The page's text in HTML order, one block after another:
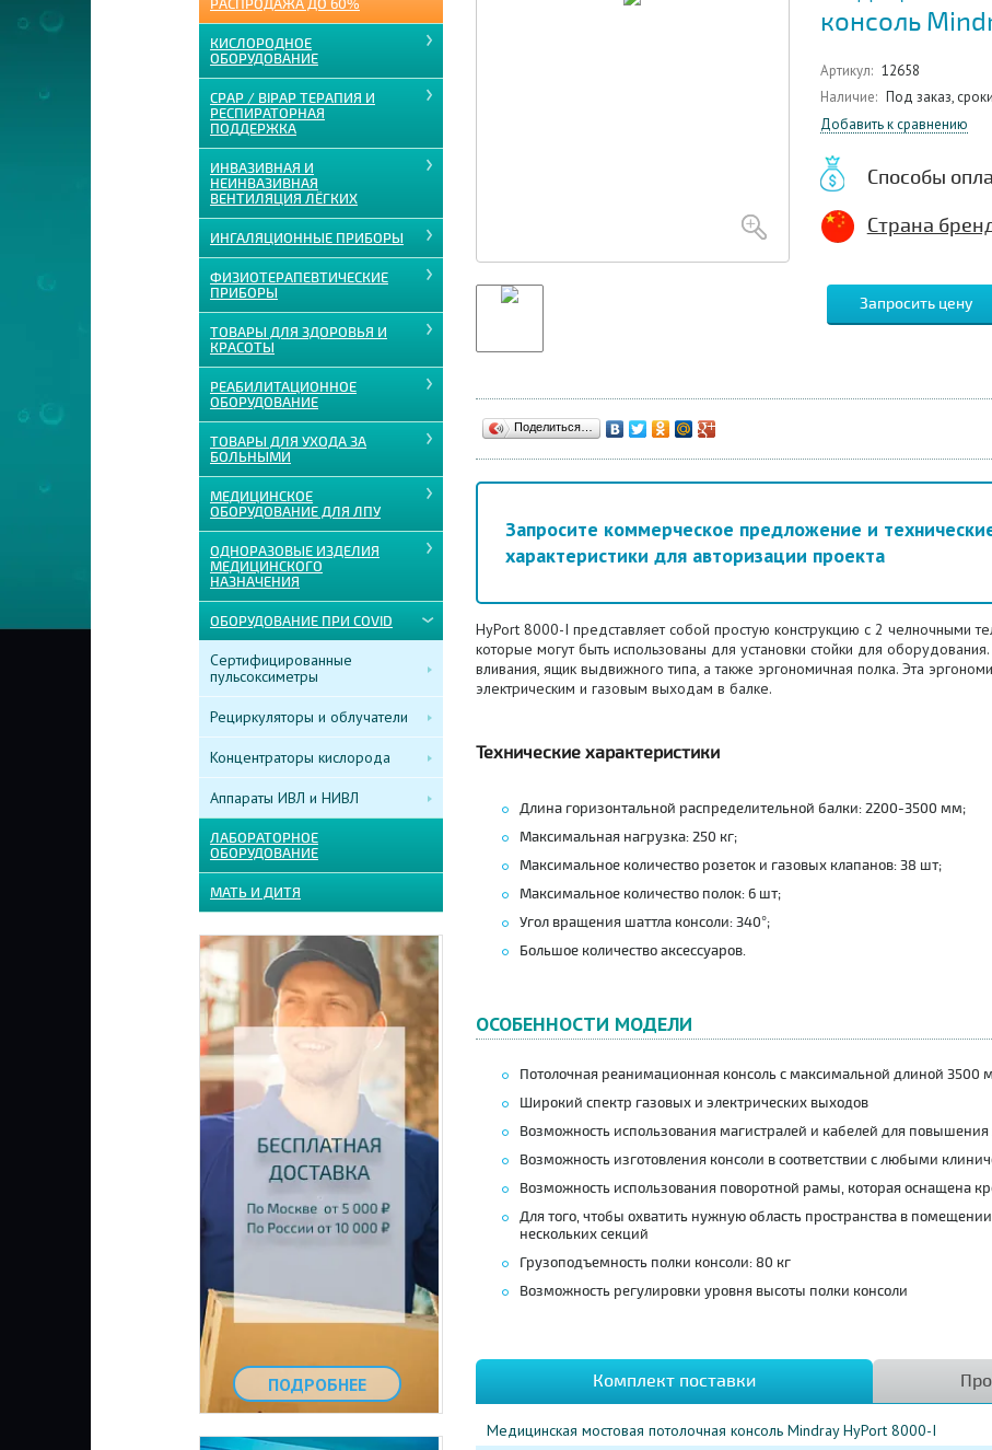
РАСПРОДАЖА ДО 60%
КИСЛОРОДНОЕ
ОБОРУДОВАНИЕ
CPAP / BIPAP ТЕРАПИЯ И
РЕСПИРАТОРНАЯ
ПОДДЕРЖКА
ИНВАЗИВНАЯ И
НЕИНВАЗИВНАЯ
ВЕНТИЛЯЦИЯ ЛЁГКИХ
ИНГАЛЯЦИОННЫЕ ПРИБОРЫ
ФИЗИОТЕРАПЕВТИЧЕСКИЕ
ПРИБОРЫ
ТОВАРЫ ДЛЯ ЗДОРОВЬЯ И
КРАСОТЫ
РЕАБИЛИТАЦИОННОЕ
ОБОРУДОВАНИЕ
ТОВАРЫ ДЛЯ УХОДА ЗА
БОЛЬНЫМИ
МЕДИЦИНСКОЕ
ОБОРУДОВАНИЕ ДЛЯ ЛПУ
ОДНОРАЗОВЫЕ ИЗДЕЛИЯ
МЕДИЦИНСКОГО
НАЗНАЧЕНИЯ
ОБОРУДОВАНИЕ ПРИ COVID
Сертифицированные
пульсоксиметры
Рециркуляторы и облучатели
Концентраторы кислорода
Аппараты ИВЛ и НИВЛ
ЛАБОРАТОРНОЕ
ОБОРУДОВАНИЕ
МАТЬ И ДИТЯ
ПОДРОБНЕЕ
консоль
Артикул: 12658
Наличие: Под заказ,
Добавить к сравнению
Способы
Страна
Запросить цену
Поделиться…
Запросите коммерческое предложение и
характеристики для авторизации проекта
HyPort 8000-I представляет собой простую конструкцию с 2 челночными
которые могут быть использованы для установки стойки для
вливания, ящик выдвижного типа, а также эргономичная полка. Эта
электрическим и газовым выходам в балке.
Технические характеристики
Длина горизонтальной распределительной балки: 2200-3500 мм;
Максимальная нагрузка: 250 кг;
Максимальное количество розеток и газовых клапанов: 38 шт;
Максимальное количество полок: 6 шт;
Угол вращения шаттла консоли: 340°;
Большое количество аксессуаров.
ОСОБЕННОСТИ МОДЕЛИ
Потолочная реанимационная консоль с максимальной длиной 3500
Широкий спектр газовых и электрических выходов
Возможность использования магистралей и кабелей для
Возможность изготовления консоли в соответствии с любыми
Возможность использования поворотной рамы, которая оснащена
Для того, чтобы охватить нужную область пространства в
нескольких секций
Грузоподъемность полки консоли: 80 кг
Возможность регулировки уровня высоты полки консоли
Комплект поставки
Медицинская мостовая потолочная консоль Mindray HyPort 8000-I